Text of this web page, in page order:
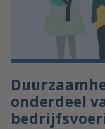
onderdeel